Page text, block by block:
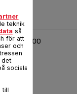
JEAN 500
teknik
så
för att
och
det
sociala
till